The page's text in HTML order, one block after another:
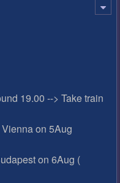
19.00 --> Take train
on 5Aug
on 6Aug (